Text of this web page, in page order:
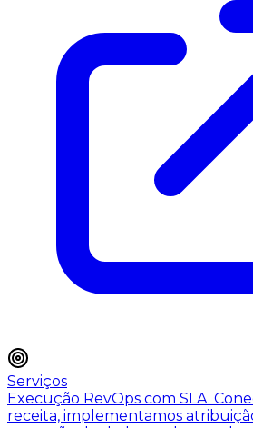
Serviços
Execução RevOps com SLA.
receita, implementamos